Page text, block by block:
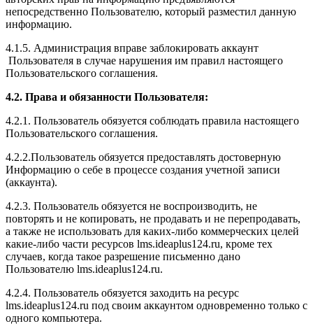
непосредственно Пользователю, который разместил данную
информацию.
4.1.5. Администрация вправе заблокировать аккаунт
Пользователя в случае нарушения им правил настоящего
Пользовательского соглашения.
4.2. Права и обязанности Пользователя:
4.2.1. Пользователь обязуется соблюдать правила настоящего
Пользовательского соглашения.
4.2.2.Пользователь обязуется предоставлять достоверную
Информацию о себе в процессе создания учетной записи
(аккаунта).
4.2.3. Пользователь обязуется не воспроизводить, не
повторять и не копировать, не продавать и не перепродавать,
а также не использовать для каких-либо коммерческих целей
какие-либо части ресурсов lms.ideaplus124.ru, кроме тех
случаев, когда такое разрешение письменно дано
Пользователю lms.ideaplus124.ru.
4.2.4. Пользователь обязуется заходить на ресурс
lms.ideaplus124.ru под своим аккаунтом одновременно только с
одного компьютера.